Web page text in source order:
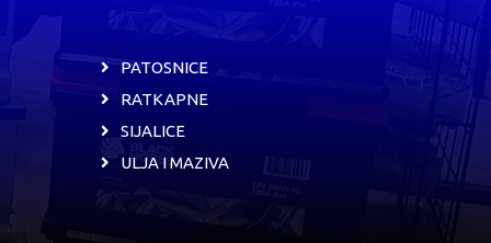
PATOSNICE
RATKAPNE
SIJALICE
ULJA I MAZIVA